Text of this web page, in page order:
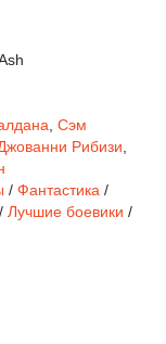
Сэм
Рибизи
/ Фантастика /
/ Лучшие боевики /